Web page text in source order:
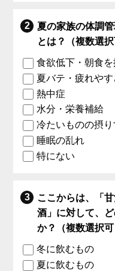
夏の家族の体調
とは？（複数選択
食欲低下・朝食を
夏バテ・疲れやす
熱中症
水分・栄養補給
冷たいものの摂
睡眠の乱れ
特にない
ここからは、「
酒」に対して、
か？（複数選択可
冬に飲むもの
夏に飲むもの